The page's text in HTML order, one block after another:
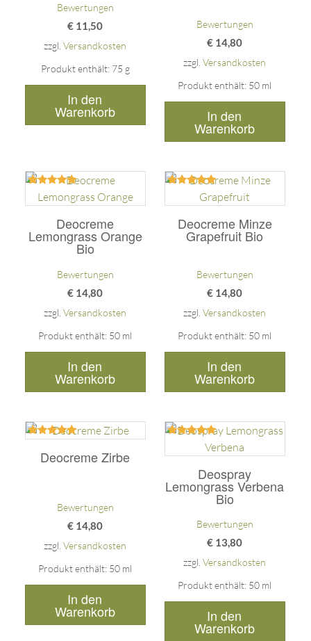
Bewertungen
€ 11,50
zzgl.Versandkosten
Produkt enthält: 75 g
In den
Warenkorb
Bewertungen
€ 14,80
zzgl.Versandkosten
Produkt enthält: 50 ml
In den
Warenkorb
Deocreme
Lemongrass Orange
Bio
Bewertet
mit
von 5
Bewertungen
€ 14,80
zzgl.Versandkosten
Produkt enthält: 50 ml
In den
Warenkorb
Deocreme Minze
Grapefruit Bio
Bewertet
von 5
Bewertungen
€ 14,80
zzgl.Versandkosten
Produkt enthält: 50 ml
In den
Warenkorb
Deocreme Zirbe
mit
5.00
Bewertungen
€ 14,80
zzgl.Versandkosten
Produkt enthält: 50 ml
In den
Warenkorb
Deospray
Lemongrass Verbena
Bio
Bewertet
von 5
Bewertungen
€ 13,80
zzgl.Versandkosten
Produkt enthält: 50 ml
In den
Warenkorb